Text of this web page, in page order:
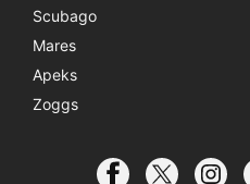
Scubago
Mares
Apeks
Zoggs